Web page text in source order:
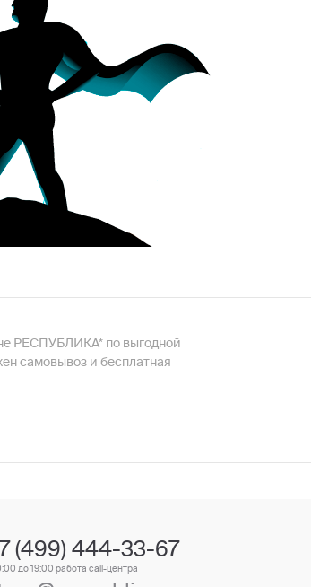
РЕСПУБЛИКА* по выгодной
самовывоз и бесплатная
(499) 444-33-67
до 19:00 работа call-центра